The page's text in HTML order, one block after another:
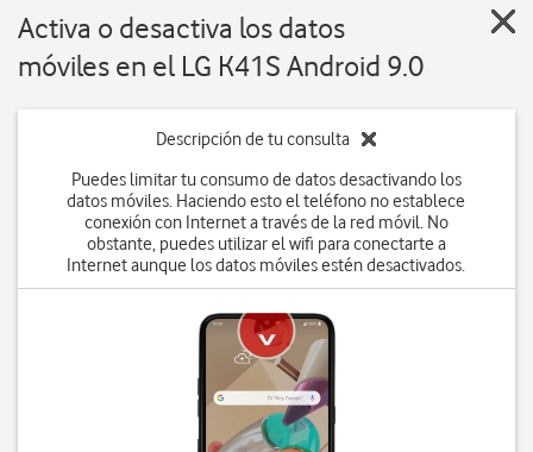
Activa o desactiva los datos
móviles en el LG K41S Android 9.0
Descripción de tu consulta
Puedes limitar tu consumo de datos desactivando los
datos móviles. Haciendo esto el teléfono no establece
conexión con Internet a través de la red móvil. No
obstante, puedes utilizar el wifi para conectarte a
Internet aunque los datos móviles estén desactivados.